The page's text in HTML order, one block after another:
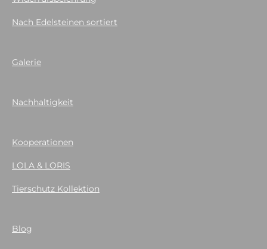
Nach Edelsteinen sortiert
Galerie
Nachhaltigkeit
Kooperationen
LOLA & LORIS
Tierschutz Kollektion
Blog